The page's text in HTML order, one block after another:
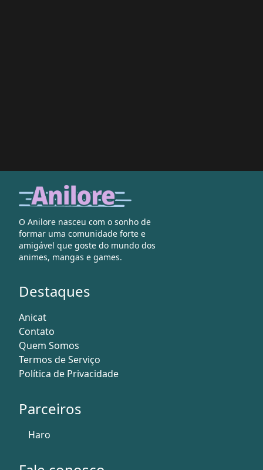
O Anilore nasceu com o sonho de
formar uma comunidade forte e
amigável que goste do mundo dos
animes, mangas e games.
Destaques
Anicat
Contato
Quem Somos
Termos de Serviço
Política de Privacidade
Parceiros
Haro